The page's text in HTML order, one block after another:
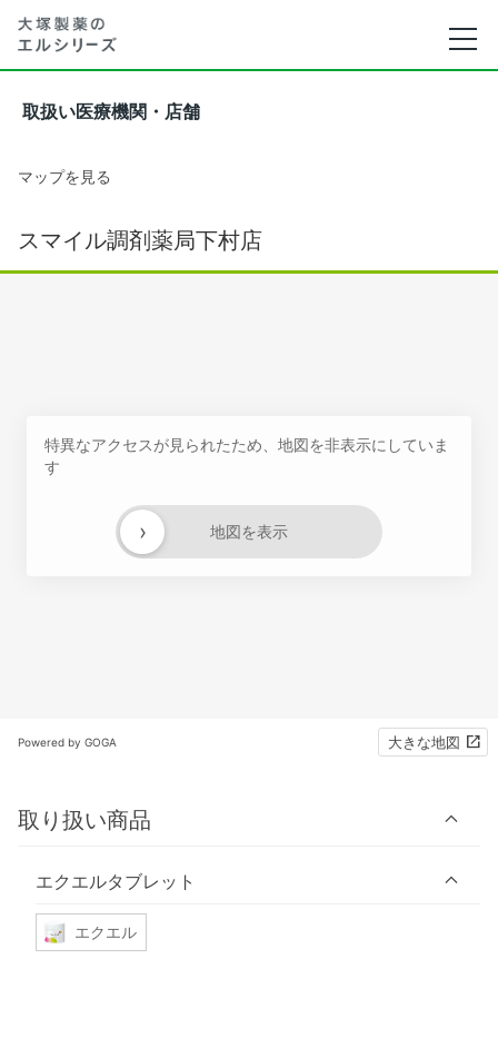
取扱い医療機関・店舗
マップを見る
スマイル調剤薬局下村店
特異なアクセスが見られたため、地図を非表示にしていま
す
地図を表示
›
Powered by GOGA 大きな地図
取り扱い商品
エクエルタブレット
エクエル